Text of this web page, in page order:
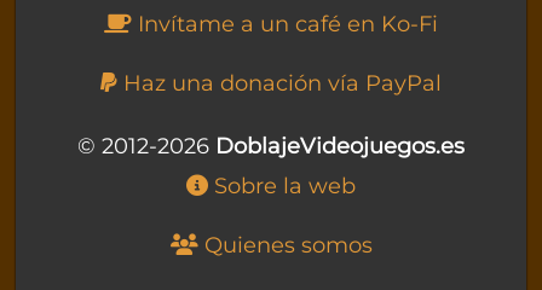
Invítame a un café en Ko-Fi
Haz una donación vía PayPal
© 2012-2026 DoblajeVideojuegos.es
Sobre la web
Quienes somos